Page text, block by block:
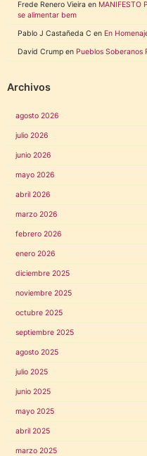
Frede Renero Vieira en MANIFESTO
se alimentar bem
Pablo J Castañeda C en En
David Crump en Pueblos Soberanos
Archivos
agosto 2026
julio 2026
junio 2026
mayo 2026
abril 2026
marzo 2026
febrero 2026
enero 2026
diciembre 2025
noviembre 2025
octubre 2025
septiembre 2025
agosto 2025
julio 2025
junio 2025
mayo 2025
abril 2025
marzo 2025